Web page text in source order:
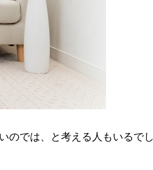
のでは、と考える人もいるでし